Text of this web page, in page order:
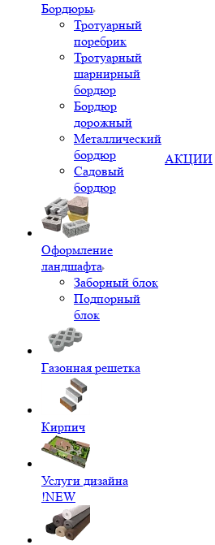
Бордюры
Тротуарный
поребрик
Тротуарный
шарнирный
бордюр
Бордюр
дорожный
Металлический
бордюр
Садовый
бордюр
Оформление
ландшафта
Заборный блок
Подпорный
блок
Газонная решетка
Кирпич
Услуги дизайна
!NEW
АКЦИИ